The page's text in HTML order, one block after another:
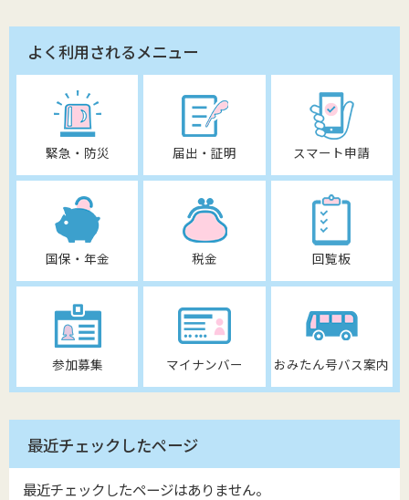
よく利用されるメニュー
緊急・防災 届出・証明 スマート申請
国保・年金 税金 回覧板
参加募集 マイナンバー おみたん号バス案内
最近チェックしたページ
最近チェックしたページはありません。